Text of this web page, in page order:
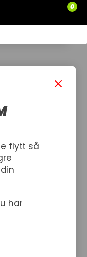
0
SLÄPVAGNAR
flytt så
har